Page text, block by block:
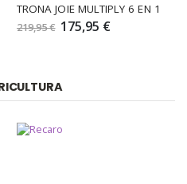
TRONA JOIE MULTIPLY 6 EN 1
219,95 € 175,95 €